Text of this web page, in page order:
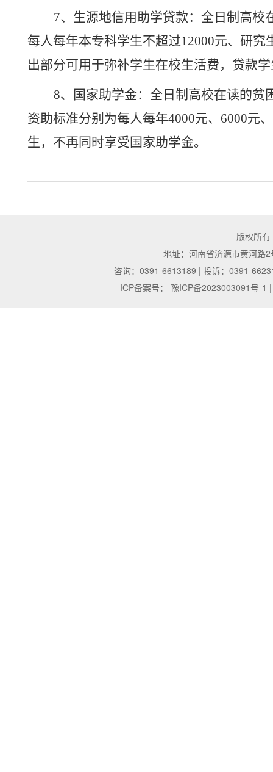
7、生源地信用助学贷款：全日制高
每人每年本专科学生不超过12000元、研
出部分可用于弥补学生在校生活费，贷款
8、国家助学金：全日制高校在读的贫
资助标准分别为每人每年4000元、6000元
生，不再同时享受国家助学金。
版权所
地址：河南省济源市黄河路
咨询：0391-6613189 | 投诉：0391-
ICP备案号：
豫ICP备2023003091号-1